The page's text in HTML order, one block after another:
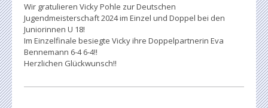
Wir gratulieren Vicky Pohle zur Deutschen
Jugendmeisterschaft 2024 im Einzel und Doppel bei den
Juniorinnen U 18!
Im Einzelfinale besiegte Vicky ihre Doppelpartnerin Eva
Bennemann 6-4 6-4!!
Herzlichen Glückwunsch!!